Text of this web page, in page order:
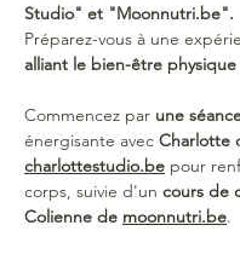
Studio" et "Moonnutri.be".
Préparez-vous à une
alliant le bien-être
Commencez par une
énergisante avec Charlotte
charlottestudio.be pour
corps, suivie d'un cours de
Colienne de moonnutri.be.